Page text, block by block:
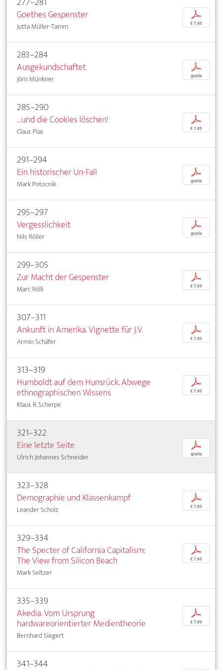
Goethes Gespenster
Jutta Müller-Tamm
p
€ 7,95
283–284
Ausgekundschaftet
Jörn Münkner
p
gratis
285–290
...und die Cookies löschen!
Claus Pias
p
€ 7,95
291–294
Ein historischer Un-Fall
Mark Potocnik
p
gratis
295–297
Vergesslichkeit
Nils Röller
p
gratis
299–305
Zur Macht der Gespenster
Marc Rölli
p
€ 7,95
307–311
Ankunft in Amerika. Vignette für J.V.
Armin Schäfer
p
€ 7,95
313–319
Humboldt auf dem Hunsrück. Abwege
ethnographischen Wissens
Klaus R. Scherpe
p
€ 7,95
321–322
Eine letzte Seite
Ulrich Johannes Schneider
p
gratis
323–328
Demographie und Klassenkampf
Leander Scholz
p
€ 7,95
329–334
The Specter of California Capitalism:
The View from Silicon Beach
Mark Seltzer
p
€ 7,95
335–339
Akedia. Vom Ursprung
hardwareorientierter Medientheorie
Bernhard Siegert
p
€ 7,95
341–344